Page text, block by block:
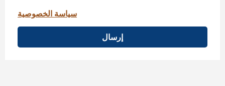
سياسة الخصوصية
إرسال